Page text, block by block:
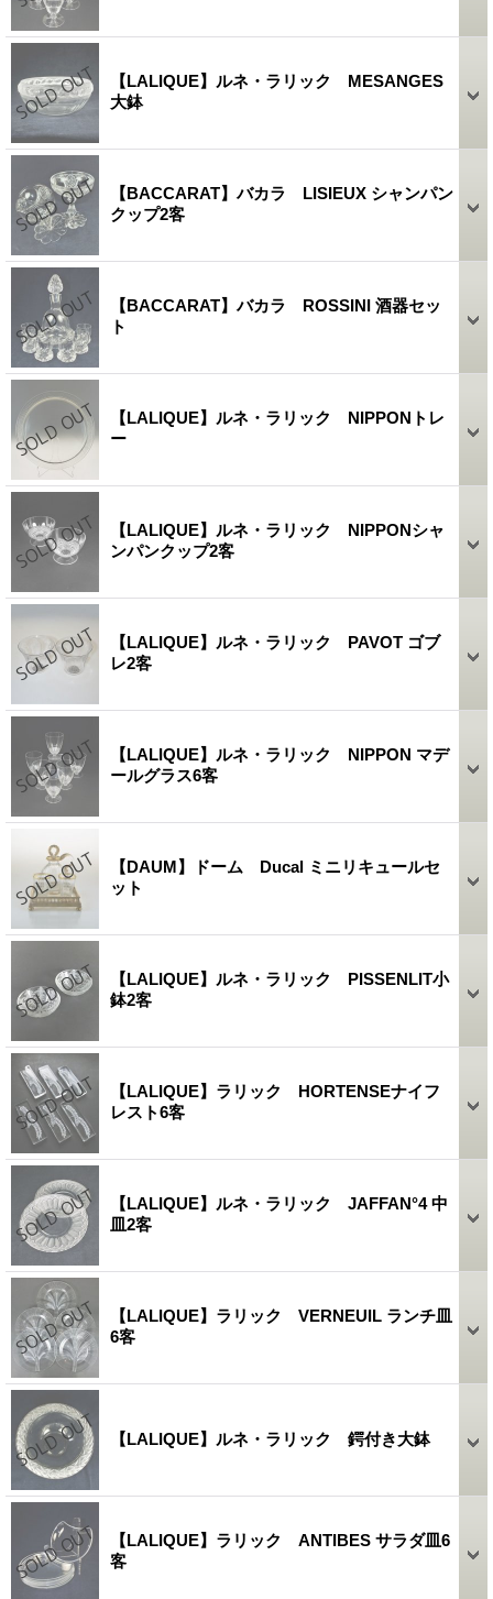
【LALIQUE】ルネ・ラリック MESANGES
大鉢
【BACCARAT】バカラ LISIEUX シャンパン
クップ2客
【BACCARAT】バカラ ROSSINI 酒器セッ
ト
【LALIQUE】ルネ・ラリック NIPPONトレ
ー
【LALIQUE】ルネ・ラリック NIPPONシャ
ンパンクップ2客
【LALIQUE】ルネ・ラリック PAVOT ゴブ
レ2客
【LALIQUE】ルネ・ラリック NIPPON マデ
ールグラス6客
【DAUM】ドーム Ducal ミニリキュールセ
ット
【LALIQUE】ルネ・ラリック PISSENLIT小
鉢2客
【LALIQUE】ラリック HORTENSEナイフ
レスト6客
【LALIQUE】ルネ・ラリック JAFFAN°4 中
皿2客
【LALIQUE】ラリック VERNEUIL ランチ皿
6客
【LALIQUE】ルネ・ラリック 鍔付き大鉢
【LALIQUE】ラリック ANTIBES サラダ皿6
客